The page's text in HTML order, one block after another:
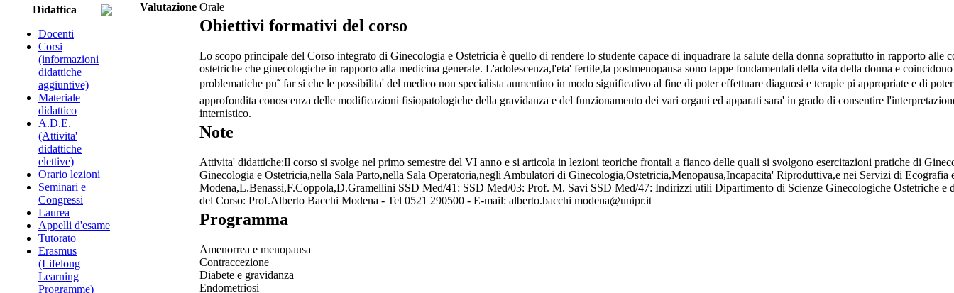
Didattica
Docenti
Corsi
(informazioni
didattiche
aggiuntive)
Materiale
didattico
A.D.E.
(Attivita'
didattiche
elettive)
Orario lezioni
Seminari e
Congressi
Laurea
Appelli d'esame
Tutorato
Erasmus
(Lifelong
Learning
Programme)
Valutazione Orale
Obiettivi formativi del corso
Lo scopo principale del Corso integrato di Ginecologia e Ostetricia è quello di rendere lo studente capace di inquadrare la salute della donna soprattutto in rapporto
ostetriche che ginecologiche in rapporto alla medicina generale. L'adolescenza,l'eta' fertile,la postmenopausa sono tappe fondamentali della vita della donna e
problematiche pu˜ far si che le possibilita' del medico non specialista aumentino in modo significativo al fine di poter effettuare diagnosi e terapie pi appropriate e di
approfondita conoscenza delle modificazioni fisiopatologiche della gravidanza e del funzionamento dei vari organi ed apparati sara' in grado di consentire
internistico.
Note
Attivita' didattiche:Il corso si svolge nel primo semestre del VI anno e si articola in lezioni teoriche frontali a fianco delle quali si svolgono esercitazioni pratiche di
Ginecologia e Ostetricia,nella Sala Parto,nella Sala Operatoria,negli Ambulatori di Ginecologia,Ostetricia,Menopausa,Incapacita' Riproduttiva,e nei Servizi di
Modena,L.Benassi,F.Coppola,D.Gramellini SSD Med/41: SSD Med/03: Prof. M. Savi SSD Med/47: Indirizzi utili Dipartimento di Scienze Ginecologiche Ostetriche
del Corso: Prof.Alberto Bacchi Modena - Tel 0521 290500 - E-mail: alberto.bacchi modena@unipr.it
Programma
Amenorrea e menopausa
Diabete e
Endometriosi